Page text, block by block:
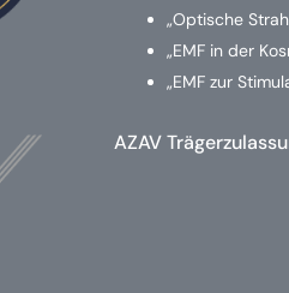
„Optische
„EMF in der
„EMF zur
AZAV